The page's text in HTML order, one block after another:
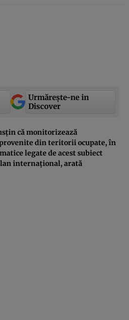
Urmărește-ne in
Discover
că monitorizează
din teritorii ocupate, în
legate de acest subiect
internațional, arată